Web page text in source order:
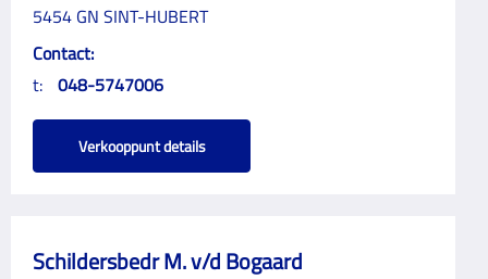
5454 GN SINT-HUBERT
Contact:
t: 048-5747006
Verkooppunt details
Schildersbedr M. v/d Bogaard